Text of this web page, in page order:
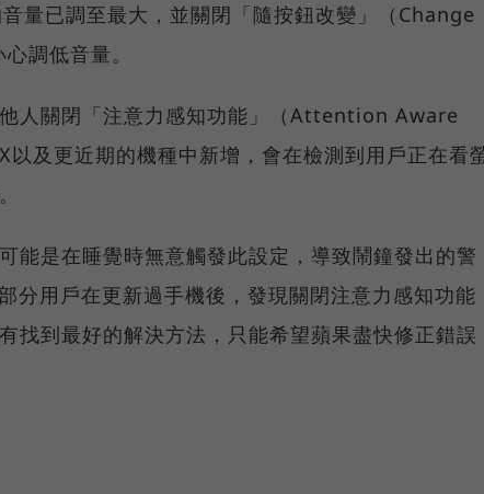
量已調至最大，並關閉「隨按鈕改變」（Change
調低音量。
人關閉「注意力感知功能」（Attention Aware
及更近期的機種中新增，會在檢測到用戶正在看
能是在睡覺時無意觸發此設定，導致鬧鐘發出的警
分用戶在更新過手機後，發現關閉注意力感知功能
找到最好的解決方法，只能希望蘋果盡快修正錯誤